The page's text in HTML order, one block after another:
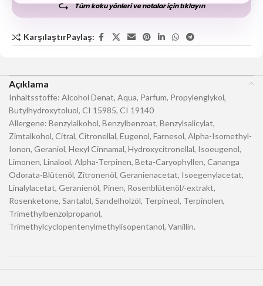
Tüm koku yönleri ve notalar için tıklayın
KarşılaştırPaylaş:
Açıklama
Inhaltsstoffe: Alcohol Denat, Aqua, Parfum, Propylenglykol,
Butylhydroxytoluol, CI 15985, CI 19140
Allergene: Benzylalkohol, Benzylbenzoat, Benzylsalicylat,
Zimtalkohol, Citral, Citronellal, Eugenol, Farnesol, Alpha-Isomethyl-
Ionon, Geraniol, Hexyl Cinnamal, Hydroxycitronellal, Isoeugenol,
Limonen, Linalool, Alpha-Terpinen, Beta-Caryophyllen, Cananga
Odorata-Blütenöl, Zitronenöl, Geranienacetat, Isoegenylacetat,
Linalylacetat, Geranienöl, Pinen, Rosenblütenöl/-extrakt,
Rosenketone, Santalol, Sandelholzöl, Terpineol, Terpinolen,
Trimethylbenzolpropanol,
Trimethylcyclopentenylmethylisopentanol, Vanillin.